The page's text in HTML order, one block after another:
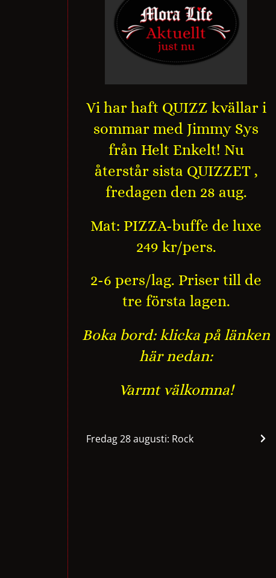
Vi har haft QUIZZ kvällar i
sommar med Jimmy Sys
från Helt Enkelt! Nu
återstår sista QUIZZET ,
fredagen den 28 aug.
Mat: PIZZA-buffe de luxe
249 kr/pers.
2-6 pers/lag. Priser till de
tre första lagen.
Boka bord: klicka på länken
här nedan:
Varmt välkomna!
Fredag 28 augusti: Rock